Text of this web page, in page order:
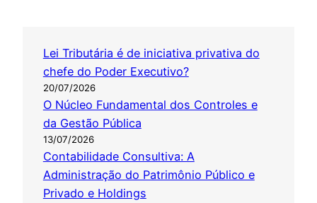
Lei Tributária é de iniciativa privativa do
chefe do Poder Executivo?
20/07/2026
O Núcleo Fundamental dos Controles e
da Gestão Pública
13/07/2026
Contabilidade Consultiva: A
Administração do Patrimônio Público e
Privado e Holdings